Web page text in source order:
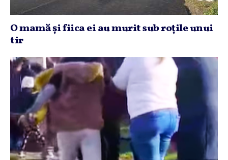
O mamă şi fiica ei au murit sub roţile unui
tir